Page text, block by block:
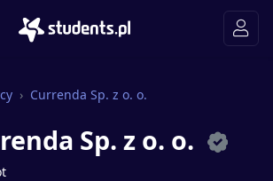
Currenda Sp. z o. o.
Sp. z o. o.